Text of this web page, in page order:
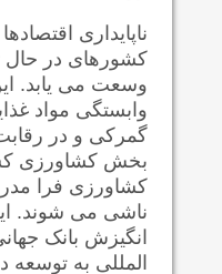
ناپایداری
کشورهای در
وسعت می یابد.
وابستگی مواد
گمرکی و در
بخش کشاورزی
کشاورزی فرا
ناشی می شوند.
انگیزش بانک
المللی به